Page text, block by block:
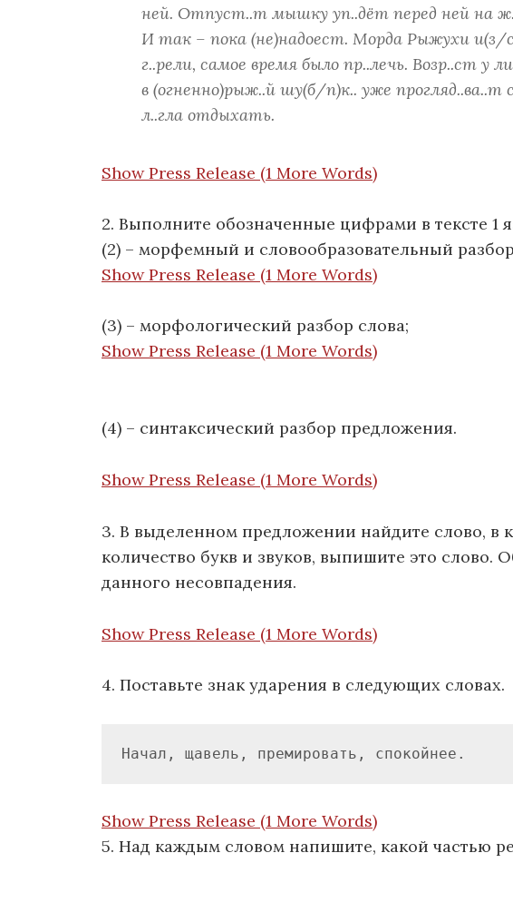
ней. Отпуст..т мышку уп..дёт перед ней на
И так – пока (не)надоест. Морда Рыжухи и(з/
г..рели, самое время было пр..лечь. Возр..ст у
в (огненно)рыж..й шу(б/п)к.. уже прогляд..ва..т
л..гла отдыхать.
Show Press Release (1 More Words)
2. Выполните обозначенные цифрами в тексте 1
(2) – морфемный и словообразовательный
Show Press Release (1 More Words)
(3) – морфологический разбор слова;
Show Press Release (1 More Words)
(4) – синтаксический разбор предложения.
Show Press Release (1 More Words)
3. В выделенном предложении найдите слово, в
количество букв и звуков, выпишите это слово.
данного несовпадения.
Show Press Release (1 More Words)
4. Поставьте знак ударения в следующих словах.
Начал, щавель, премировать, спокойнее.
Show Press Release (1 More Words)
5. Над каждым словом напишите, какой частью